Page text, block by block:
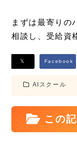
まずは最寄りの
相談し、受給資
AIスクール
この